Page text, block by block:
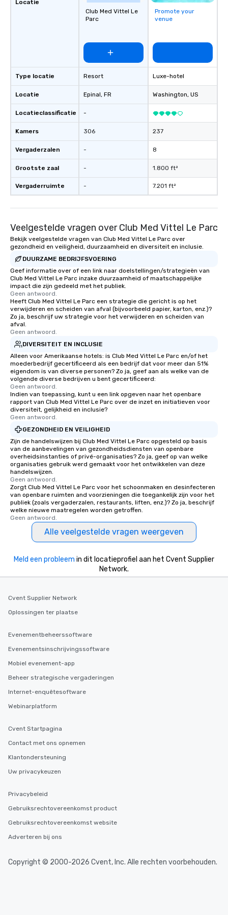
Locatie
Type locatie
Locatie
Locatieclassificatie
Kamers
Vergaderzalen
Grootste zaal
Vergaderruimte
Club Med Vittel Le
Parc
Resort
Epinal, FR
-
306
-
-
-
Promote your
venue
Luxe-hotel
Washington, US
237
8
1.800 ft²
7.201 ft²
Veelgestelde vragen over Club Med Vittel Le Parc
Bekijk veelgestelde vragen van Club Med Vittel Le Parc over
gezondheid en veiligheid, duurzaamheid en diversiteit en inclusie.
DUURZAME BEDRIJFSVOERING
Geef informatie over of een link naar doelstellingen/strategieën van
Club Med Vittel Le Parc inzake duurzaamheid of maatschappelijke
impact die zijn gedeeld met het publiek.
Geen antwoord.
Heeft Club Med Vittel Le Parc een strategie die gericht is op het
verwijderen en scheiden van afval (bijvoorbeeld papier, karton, enz.)?
Zo ja, beschrijf uw strategie voor het verwijderen en scheiden van
afval.
Geen antwoord.
DIVERSITEIT EN INCLUSIE
Alleen voor Amerikaanse hotels: is Club Med Vittel Le Parc en/of het
moederbedrijf gecertificeerd als een bedrijf dat voor meer dan 51%
eigendom is van diverse personen? Zo ja, geef aan als welke van de
volgende diverse bedrijven u bent gecertificeerd:
Geen antwoord.
Indien van toepassing, kunt u een link opgeven naar het openbare
rapport van Club Med Vittel Le Parc over de inzet en initiatieven voor
diversiteit, gelijkheid en inclusie?
Geen antwoord.
GEZONDHEID EN VEILIGHEID
Zijn de handelswijzen bij Club Med Vittel Le Parc opgesteld op basis
van de aanbevelingen van gezondheidsdiensten van openbare
overheidsinstanties of privé-organisaties? Zo ja, geef op van welke
organisaties gebruik werd gemaakt voor het ontwikkelen van deze
handelswijzen.
Geen antwoord.
Zorgt Club Med Vittel Le Parc voor het schoonmaken en desinfecteren
van openbare ruimten and voorzieningen die toegankelijk zijn voor het
publiek (zoals vergaderzalen, restaurants, liften, enz.)? Zo ja, beschrijf
welke nieuwe maatregelen worden getroffen.
Geen antwoord.
Alle veelgestelde vragen weergeven
Meld een probleem in dit locatieprofiel aan het Cvent Supplier
Network.
Cvent Supplier Network
Oplossingen ter plaatse
Evenementbeheerssoftware
Evenementsinschrijvingssoftware
Mobiel evenement-app
Beheer strategische vergaderingen
Internet-enquêtesoftware
Webinarplatform
Cvent Startpagina
Contact met ons opnemen
Klantondersteuning
Uw privacykeuzen
Privacybeleid
Gebruiksrechtovereenkomst product
Gebruiksrechtovereenkomst website
Adverteren bij ons
Copyright © 2000-2026 Cvent, Inc. Alle rechten voorbehouden.